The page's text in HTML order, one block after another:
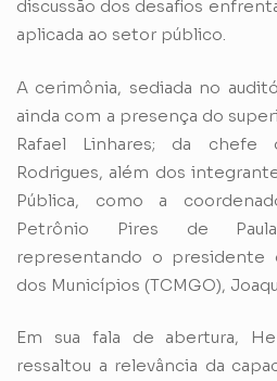
discussão dos desafios
aplicada ao setor público.
A cerimônia, sediada no
ainda com a presença do
Rafael Linhares; da chefe
Rodrigues, além dos
Pública, como a
Petrônio Pires de
representando o presidente
dos Municípios (TCMGO),
Em sua fala de abertura,
ressaltou a relevância da